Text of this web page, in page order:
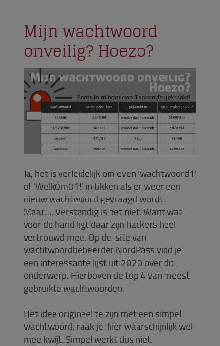
Mijn wachtwoord
onveilig? Hoezo?
Ja, het is verleidelijk om even ‘wachtwoord1’
of ‘Welk0m01!’ in tikken als er weer een
nieuw wachtwoord gevraagd wordt.
Maar…. Verstandig is het niet. Want wat
voor de hand ligt daar zijn hackers heel
vertrouwd mee. Op de site van
wachtwoordbeheerder NordPass vind je
een interessante lijst uit 2020 over dit
onderwerp. Hierboven de top 4 van meest
gebruikte wachtwoorden.
Het idee origineel te zijn met een simpel
wachtwoord, raak je hier waarschijnlijk wel
mee kwijt. Simpel werkt dus niet.